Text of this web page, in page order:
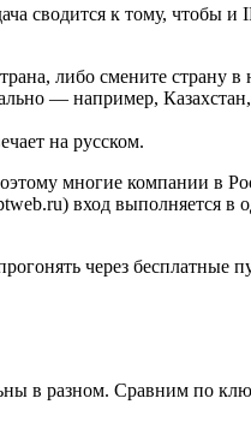
сводится к тому, чтобы и
либо смените страну в
— например,
на русском.
многие компании в
вход выполняется
через
в разном. Сравним по